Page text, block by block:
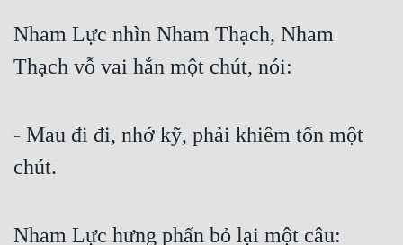
Nham Lực nhìn Nham Thạch, Nham
Thạch vỗ vai hắn một chút, nói:
- Mau đi đi, nhớ kỹ, phải khiêm tốn một
chút.
Nham Lực hưng phấn bỏ lại một câu: